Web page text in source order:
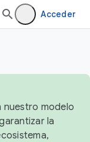
Acceder
nuestro modelo
la